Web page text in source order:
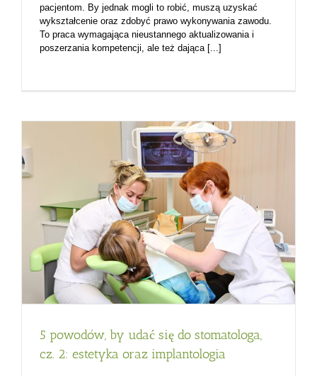
pacjentom. By jednak mogli to robić, muszą uzyskać
wykształcenie oraz zdobyć prawo wykonywania zawodu.
To praca wymagająca nieustannego aktualizowania i
poszerzania kompetencji, ale też dająca [...]
5 powodów, by udać się do stomatologa,
cz. 2: estetyka oraz implantologia